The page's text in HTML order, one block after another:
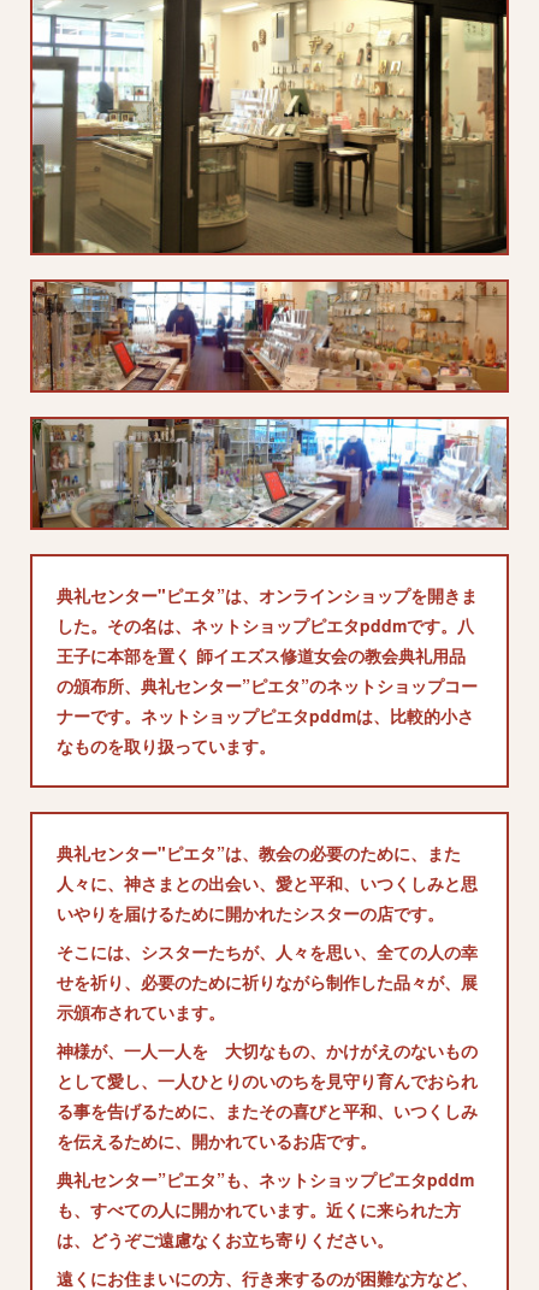
典礼センター"ピエタ”は、オンラインショップを開きま
した。その名は、ネットショップピエタpddmです。八
王子に本部を置く 師イエズス修道女会の教会典礼用品
の頒布所、典礼センター”ピエタ”のネットショップコー
ナーです。ネットショップピエタpddmは、比較的小さ
なものを取り扱っています。
典礼センター"ピエタ”は、教会の必要のために、また
人々に、神さまとの出会い、愛と平和、いつくしみと思
いやりを届けるために開かれたシスターの店です。
そこには、シスターたちが、人々を思い、全ての人の幸
せを祈り、必要のために祈りながら制作した品々が、展
示頒布されています。
神様が、一人一人を 大切なもの、かけがえのないもの
として愛し、一人ひとりのいのちを見守り育んでおられ
る事を告げるために、またその喜びと平和、いつくしみ
を伝えるために、開かれているお店です。
典礼センター”ピエタ”も、ネットショップピエタpddm
も、すべての人に開かれています。近くに来られた方
は、どうぞご遠慮なくお立ち寄りください。
遠くにお住まいにの方、行き来するのが困難な方など、